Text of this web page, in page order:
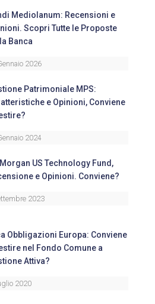
Mediolanum: Recensioni e
Scopri Tutte le Proposte
Banca
2026
Patrimoniale MPS:
e Opinioni, Conviene
2024
US Technology Fund,
e Opinioni. Conviene?
2023
Obbligazioni Europa: Conviene
nel Fondo Comune a
Attiva?
2020